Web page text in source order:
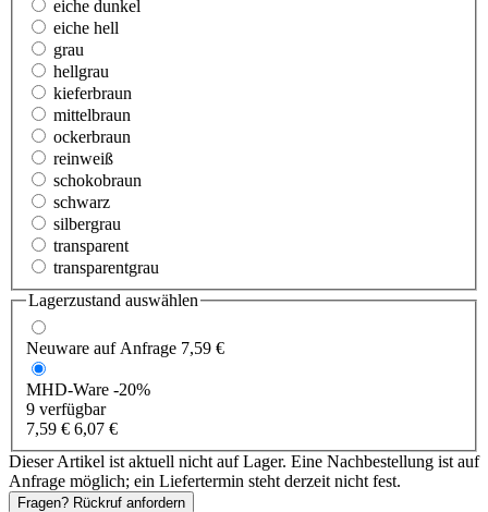
eiche dunkel
eiche hell
grau
hellgrau
kieferbraun
mittelbraun
ockerbraun
reinweiß
schokobraun
schwarz
silbergrau
transparent
transparentgrau
Lagerzustand auswählen
Neuware auf Anfrage 7,59 €
MHD-Ware -20%
9 verfügbar
7,59 € 6,07 €
Dieser Artikel ist aktuell nicht auf Lager. Eine Nachbestellung ist auf
Anfrage möglich; ein Liefertermin steht derzeit nicht fest.
Fragen? Rückruf anfordern